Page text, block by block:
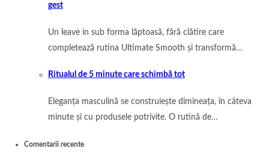
gest
Un leave in sub forma lăptoasă, fără clătire care
completează rutina Ultimate Smooth și transformă…
Ritualul de 5 minute care schimbă tot
Eleganța masculină se construiește dimineața, în câteva
minute și cu produsele potrivite. O rutină de…
Comentarii recente